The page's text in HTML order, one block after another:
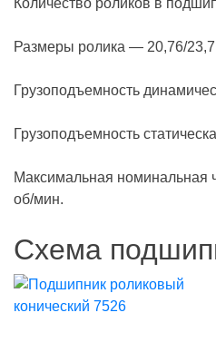
Количество роликов в
Размеры ролика — 20,76/
Грузоподъемность
Грузоподъемность
Максимальная номинальная
об/мин.
Схема